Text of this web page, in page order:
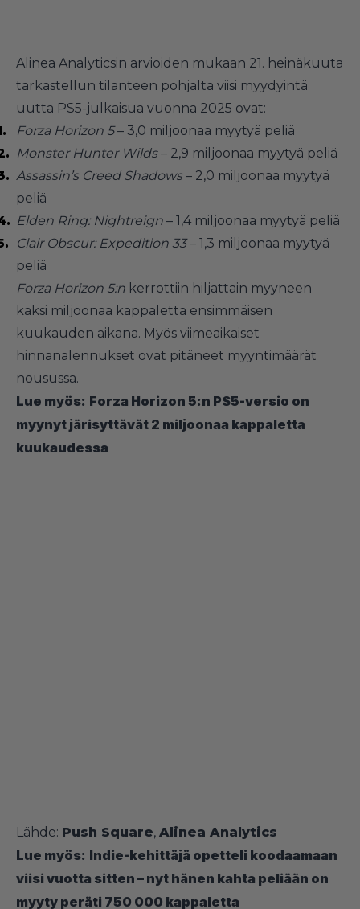
Alinea Analyticsin arvioiden mukaan 21. heinäkuuta
tarkastellun tilanteen pohjalta viisi myydyintä
uutta PS5-julkaisua vuonna 2025 ovat:
Forza Horizon 5– 3,0 miljoonaa myytyä peliä
Monster Hunter Wilds– 2,9 miljoonaa myytyä peliä
Assassin’s Creed Shadows– 2,0 miljoonaa myytyä
peliä
Elden Ring: Nightreign – 1,4 miljoonaa myytyä peliä
Clair Obscur: Expedition 33– 1,3 miljoonaa myytyä
peliä
Forza Horizon 5:n kerrottiin hiljattain myyneen
kaksi miljoonaa kappaletta ensimmäisen
kuukauden aikana. Myös viimeaikaiset
hinnanalennukset ovat pitäneet myyntimäärät
nousussa.
Lue myös: Forza Horizon 5:n PS5-versio on
myynyt järisyttävät 2 miljoonaa kappaletta
kuukaudessa
Lähde: Push Square, Alinea Analytics
Lue myös: Indie-kehittäjä opetteli koodaamaan
viisi vuotta sitten – nyt hänen kahta peliään on
myyty peräti 750 000 kappaletta